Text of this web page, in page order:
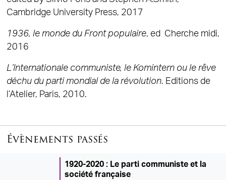
Cambridge University Press, 2017
1936, le monde du Front populaire, ed Cherche midi,
2016
L’Internationale communiste, le Komintern ou le rêve
déchu du parti mondial de la révolution. Editions de
l’Atelier, Paris, 2010.
Évènements passés
1920-2020 : Le parti communiste et la
société française